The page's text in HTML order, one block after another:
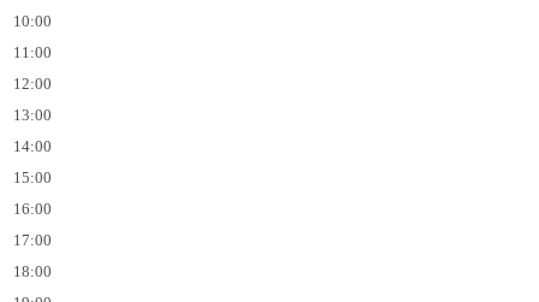
10:00
11:00
12:00
13:00
14:00
15:00
16:00
17:00
18:00